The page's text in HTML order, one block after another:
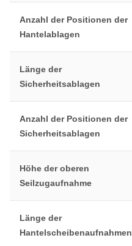
Anzahl der Positionen der
Hantelablagen
Länge der
Sicherheitsablagen
Anzahl der Positionen der
Sicherheitsablagen
Höhe der oberen
Seilzugaufnahme
Länge der
Hantelscheibenaufnahmen